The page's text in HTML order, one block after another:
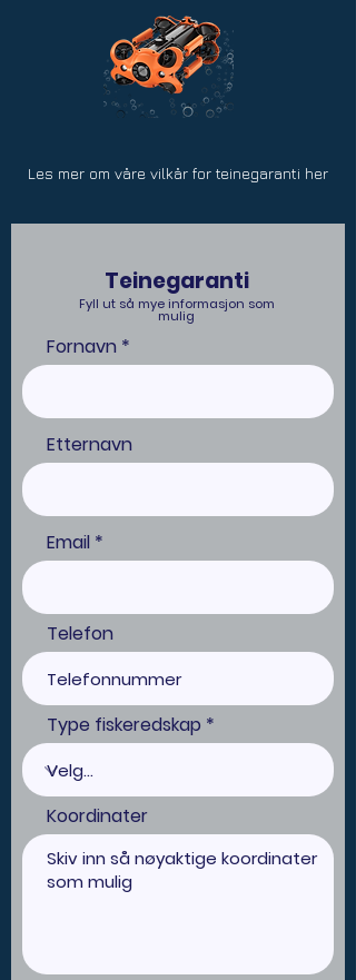
Les mer om våre vilkår for teinegaranti her
Teinegaranti
Fyll ut så mye informasjon som
mulig
Fornavn
Etternavn
Email
Telefon
Type fiskeredskap
Koordinater